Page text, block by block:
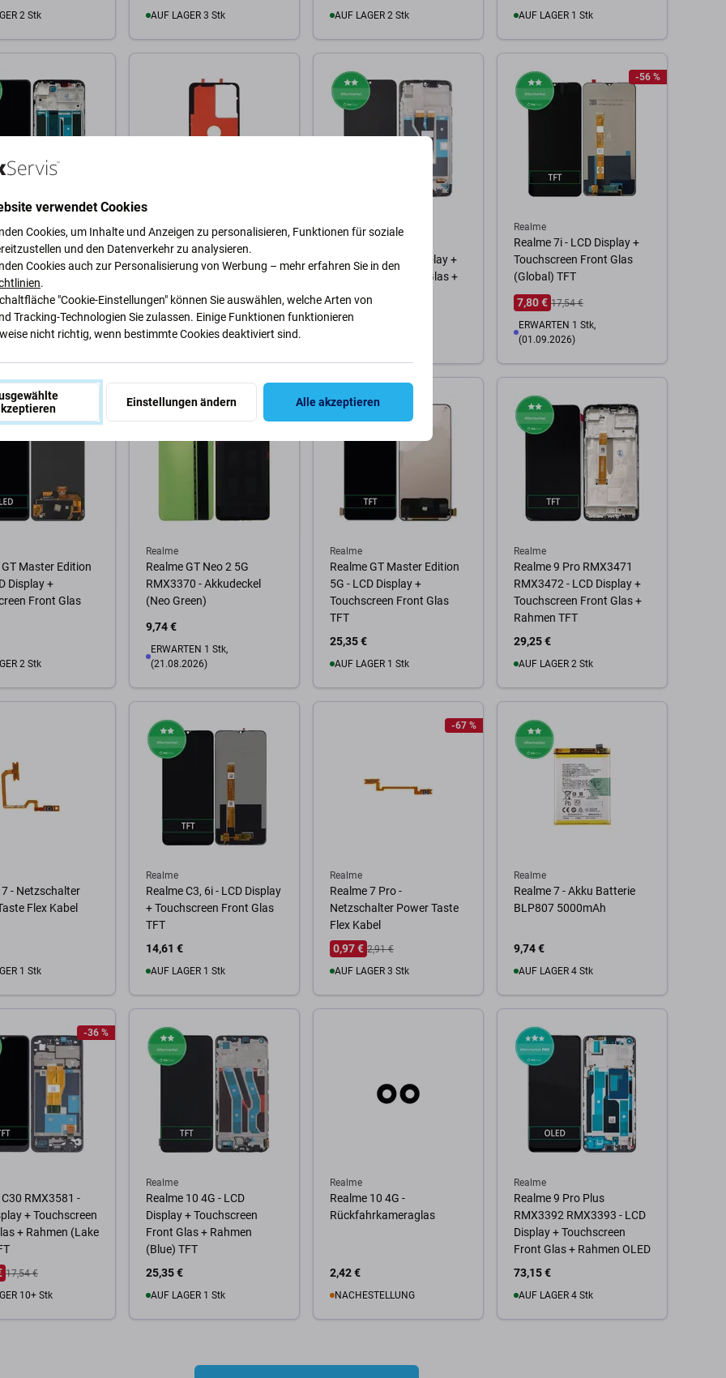
2 Stk AUF LAGER 3 Stk AUF LAGER 2 Stk AUF LAGER 1 Stk
8 Pro - LCD Display
Front Glas +
(Black) TFT
2 Stk
Realme
Realme GT Neo 2 5G
RMX3370 - Klebestreifen
Sticker für Akku Batterie
Deckel (Adhesive)
2,42 €
NACHESTELLUNG
Zum Warenkorb
Realme
RMX3231 - LCD Display +
Touchscreen Front Glas +
Rahmen TFT
22,42 €
Zum Warenkorb
-56 %
Realme
Realme 7i - LCD Display +
Touchscreen Front Glas
(Global) TFT
7,80 € 17,54 €
ERWARTEN 1 Stk,
(01.09.2026)
Zum Warenkorb
GT Master Edition
Display +
Front Glas
2 Stk
Realme
Realme GT Neo 2 5G
RMX3370 - Akkudeckel
(Neo Green)
9,74 €
ERWARTEN 1 Stk,
(21.08.2026)
Zum Warenkorb
Realme
Realme GT Master Edition
5G - LCD Display +
Touchscreen Front Glas
TFT
25,35 €
AUF LAGER 1 Stk
Realme
Realme 9 Pro RMX3471
RMX3472 - LCD Display +
Touchscreen Front Glas +
Rahmen TFT
29,25 €
AUF LAGER 2 Stk
7 - Netzschalter
Flex Kabel
1 Stk
Realme
Realme C3, 6i - LCD Display
+ Touchscreen Front Glas
TFT
14,61 €
AUF LAGER 1 Stk
-67 %
Realme
Realme 7 Pro -
Netzschalter Power Taste
Flex Kabel
0,97 € 2,91 €
AUF LAGER 3 Stk
Realme
Realme 7 - Akku Batterie
BLP807 5000mAh
9,74 €
AUF LAGER 4 Stk
-36 %
C30 RMX3581 -
+ Touchscreen
+ Rahmen (Lake
17,54 €
10+ Stk
Realme
Realme 10 4G - LCD
Display + Touchscreen
Front Glas + Rahmen
(Blue) TFT
25,35 €
AUF LAGER 1 Stk
Realme
Realme 10 4G -
Rückfahrkameraglas
2,42 €
NACHESTELLUNG
Realme
Realme 9 Pro Plus
RMX3392 RMX3393 - LCD
Display + Touchscreen
Front Glas + Rahmen OLED
73,15 €
AUF LAGER 4 Stk
verwendet Cookies
Cookies, um Inhalte und Anzeigen zu personalisieren, Funktionen für soziale
und den Datenverkehr zu analysieren.
Cookies auch zur Personalisierung von Werbung – mehr erfahren Sie in den
.
"Cookie-Einstellungen" können Sie auswählen, welche Arten von
Tracking-Technologien Sie zulassen. Einige Funktionen funktionieren
nicht richtig, wenn bestimmte Cookies deaktiviert sind.
Einstellungen ändern Alle akzeptieren